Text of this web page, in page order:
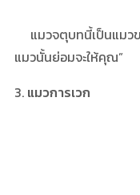
ตาเลื่อมศรี
แมวจตุบทนี้เป็นแมวข
แมวนั้นย่อมจะให้คุณ”
3. แมวการเวก